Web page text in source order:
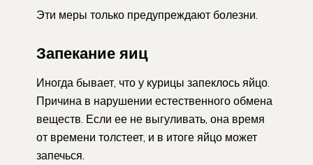
Эти меры только предупреждают болезни.
Запекание яиц
Иногда бывает, что у курицы запеклось яйцо.
Причина в нарушении естественного обмена
веществ. Если ее не выгуливать, она время
от времени толстеет, и в итоге яйцо может
запечься.